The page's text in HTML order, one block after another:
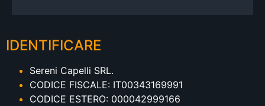
IDENTIFICARE
Sereni Capelli SRL.
CODICE FISCALE: IT00343169991
CODICE ESTERO: 000042999166